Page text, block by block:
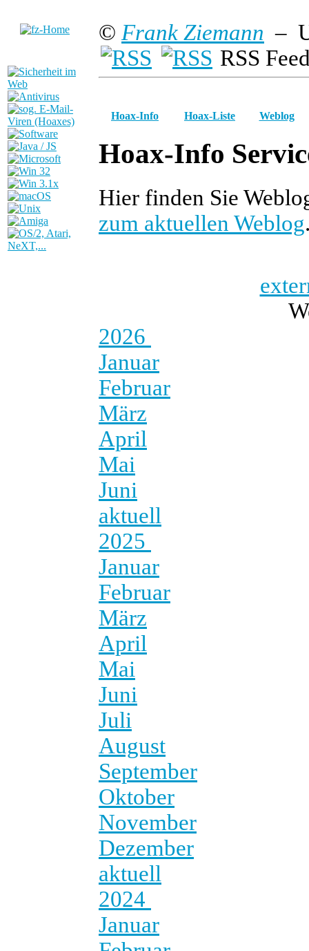
© Frank Ziemann –
RSS
Hoax-Info Hoax-Liste Weblog
Hoax-Info
Hier finden Sie
zum aktuellen Weblog
2026
Januar
Februar
März
April
Mai
Juni
aktuell
2025
Januar
Februar
März
April
Mai
Juni
Juli
August
September
Oktober
November
Dezember
aktuell
2024
Januar